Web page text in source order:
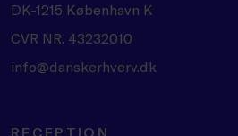
DK-1215 København K
CVR NR. 43232010
info@danskerhverv.dk
RECEPTION